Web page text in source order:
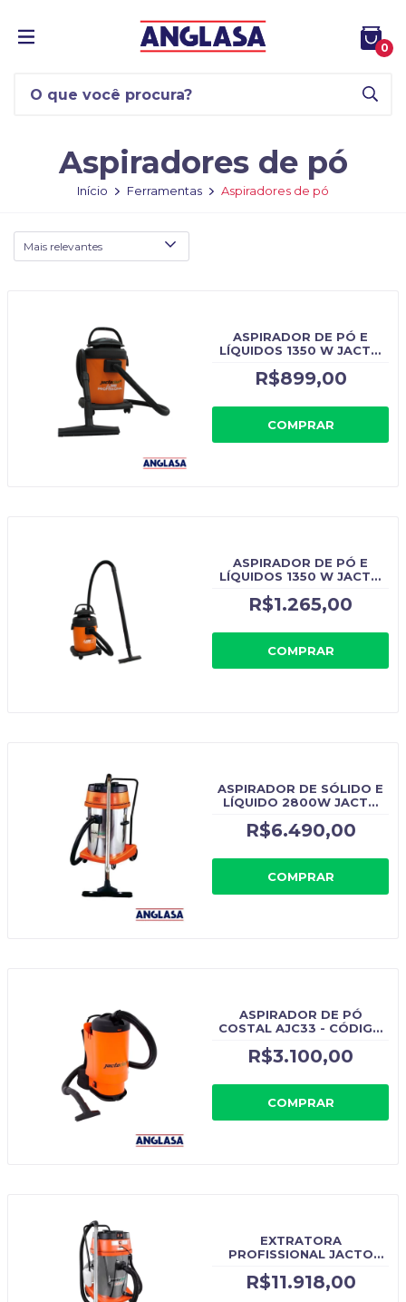
0
Aspiradores de pó
Início Ferramentas Aspiradores de pó
ASPIRADOR DE PÓ E
LÍQUIDOS 1350 W JACTO
ORIGINAL AJ2220
R$899,00
COMPRAR
ASPIRADOR DE PÓ E
LÍQUIDOS 1350 W JACTO
ORIGINAL AJS22
R$1.265,00
COMPRAR
ASPIRADOR DE SÓLIDO E
LÍQUIDO 2800W JACTO
ORIGINAL: AJ7558
R$6.490,00
COMPRAR
ASPIRADOR DE PÓ
COSTAL AJC33 - CÓDIGO
R$3.100,00
COMPRAR
EXTRATORA
PROFISSIONAL JACTO
ORIGINAL: EJ5811
R$11.918,00